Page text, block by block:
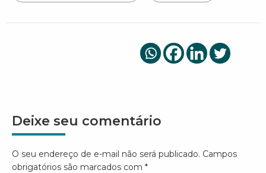
Deixe seu comentário
O seu endereço de e-mail não será publicado. Campos
obrigatórios são marcados com *